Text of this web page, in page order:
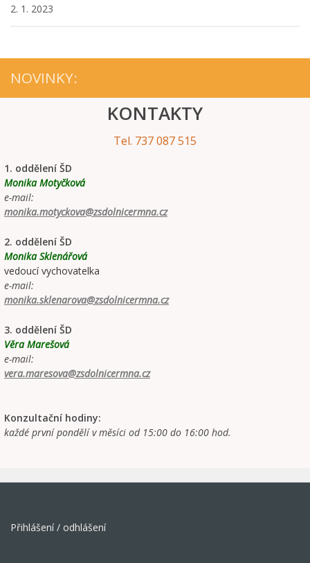
2. 1. 2023
NOVINKY:
KONTAKTY
Tel. 737 087 515
1. oddělení ŠD
Monika Motyčková
e-mail:
monika.motyckova@zsdolnicermna.cz
2. oddělení ŠD
Monika Sklenářová
vedoucí vychovatelka
e-mail:
monika.sklenarova@zsdolnicermna.cz
3. oddělení ŠD
Věra Marešová
e-mail:
vera.maresova@zsdolnicermna.cz
Konzultační hodiny:
každé první pondělí v měsíci od 15:00 do 16:00 hod.
Přihlášení / odhlášení